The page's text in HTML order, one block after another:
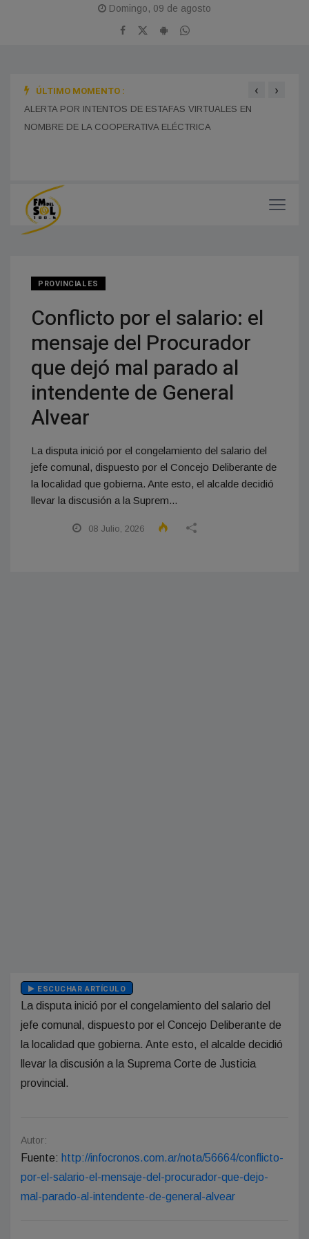
Domingo, 09 de agosto
ÚLTIMO MOMENTO :
ALERTA POR INTENTOS DE ESTAFAS VIRTUALES EN
NOMBRE DE LA COOPERATIVA ELÉCTRICA
‹ ›
PROVINCIALES
Conflicto por el salario: el
mensaje del Procurador
que dejó mal parado al
intendente de General
Alvear
La disputa inició por el congelamiento del salario del
jefe comunal, dispuesto por el Concejo Deliberante de
la localidad que gobierna. Ante esto, el alcalde decidió
llevar la discusión a la Suprem...
08 Julio, 2026
ESCUCHAR ARTÍCULO
La disputa inició por el congelamiento del salario del
jefe comunal, dispuesto por el Concejo Deliberante de
la localidad que gobierna. Ante esto, el alcalde decidió
llevar la discusión a la Suprema Corte de Justicia
provincial.
Autor:
Fuente: http://infocronos.com.ar/nota/56664/conflicto-
por-el-salario-el-mensaje-del-procurador-que-dejo-
mal-parado-al-intendente-de-general-alvear